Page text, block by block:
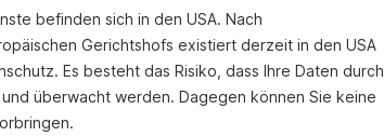
befinden sich in den USA. Nach
Gerichtshofs existiert derzeit in den USA
Es besteht das Risiko, dass Ihre Daten durch
überwacht werden. Dagegen können Sie keine